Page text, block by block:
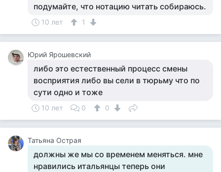
подумайте, что нотацию читать собираюсь.
10 лет 1
Юрий Ярошевский
либо это естественный процесс смены
восприятия либо вы сели в тюрьму что по
сути одно и тоже
10 лет 0 0
Татьяна Острая
должны же мы со временем меняться. мне
нравились итальянцы теперь они